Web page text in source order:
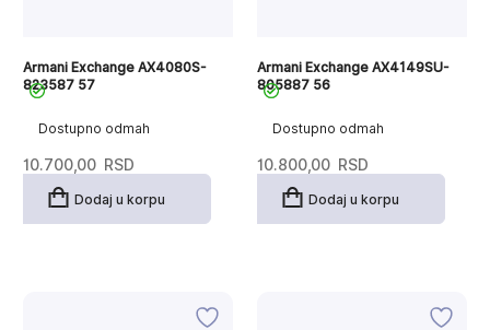
Dostupno odmah
Armani Exchange AX4080S-
823587 57
10.700,00 RSD
Dodaj u korpu
Dostupno odmah
Armani Exchange AX4149SU-
805887 56
10.800,00 RSD
Dodaj u korpu